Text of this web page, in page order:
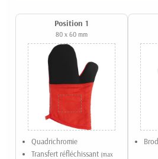
Position 1
80 x 60 mm
Quadrichromie
Transfert réfléchissant (max